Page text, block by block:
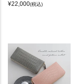
¥22,000(税込)